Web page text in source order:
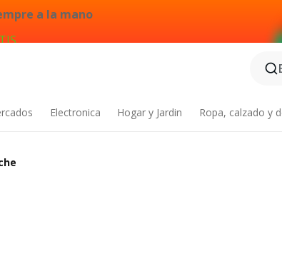
a la mano
Electronica Hogar y Jardin Ropa, calzado y